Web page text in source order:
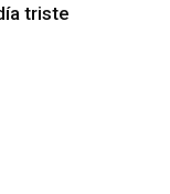
triste